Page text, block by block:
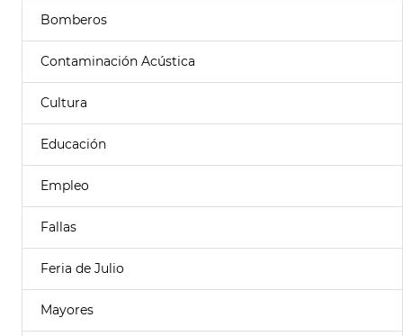
Bomberos
Contaminación Acústica
Cultura
Educación
Empleo
Fallas
Feria de Julio
Mayores